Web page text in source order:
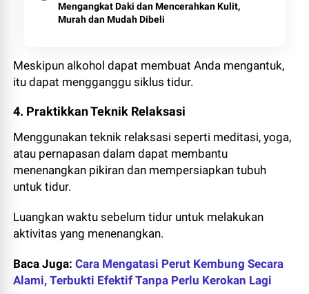
Mengangkat Daki dan Mencerahkan Kulit,
Murah dan Mudah Dibeli
Meskipun alkohol dapat membuat Anda mengantuk,
itu dapat mengganggu siklus tidur.
4. Praktikkan Teknik Relaksasi
Menggunakan teknik relaksasi seperti meditasi, yoga,
atau pernapasan dalam dapat membantu
menenangkan pikiran dan mempersiapkan tubuh
untuk tidur.
Luangkan waktu sebelum tidur untuk melakukan
aktivitas yang menenangkan.
Baca Juga:Cara Mengatasi Perut Kembung Secara
Alami, Terbukti Efektif Tanpa Perlu Kerokan Lagi